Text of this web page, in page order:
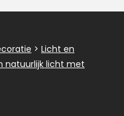
> Licht en
natuurlijk licht met